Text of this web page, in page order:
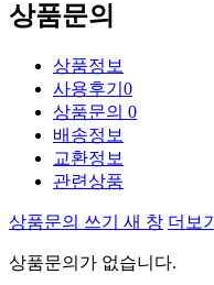
상품문의
상품정보
사용후기 0
상품문의 0
배송정보
교환정보
관련상품
상품문의 쓰기 새 창 더보기
상품문의가 없습니다.